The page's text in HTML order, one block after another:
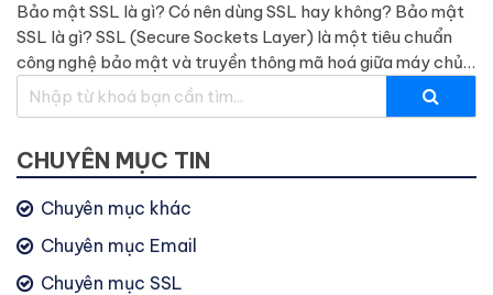
Bảo mật SSL là gì? Có nên dùng SSL hay không? Bảo mật
SSL là gì? SSL (Secure Sockets Layer) là một tiêu chuẩn
công nghệ bảo mật và truyền thông mã hoá giữa máy chủ
web và trình duyệt. Nó giúp bảo vệ thông tin nhạy cảm khi
được truyền qua các mạng máy…
CHUYÊN MỤC TIN
Chuyên mục khác
Chuyên mục Email
Chuyên mục SSL